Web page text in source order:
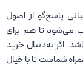
پاسخ‌گو از اصول
می‌شود تا هم برای
اگر به‌دنبال خرید
شماست تا با خیال